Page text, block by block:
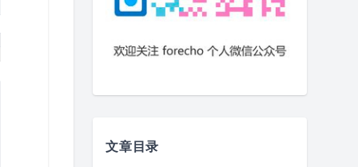
文章目录